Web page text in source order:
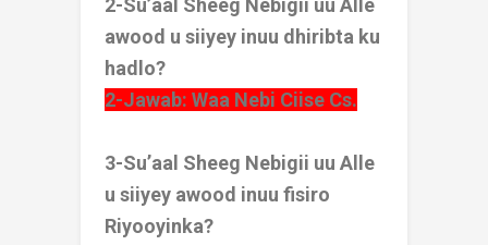
2-Su’aal Sheeg Nebigii uu Alle
awood u siiyey inuu dhiribta ku
hadlo?
2-Jawab: Waa Nebi Ciise Cs.
3-Su’aal Sheeg Nebigii uu Alle
u siiyey awood inuu fisiro
Riyooyinka?